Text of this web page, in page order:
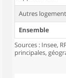
Autres
Ensemble
Sources : Insee,
principales,